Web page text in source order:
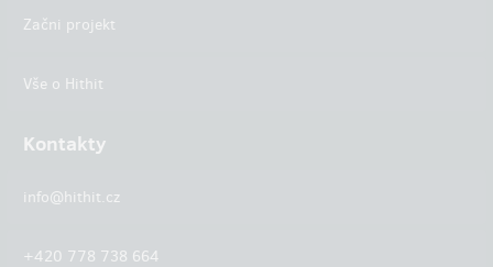
Začni projekt
Vše o Hithit
Kontakty
info@hithit.cz
+420 778 738 664